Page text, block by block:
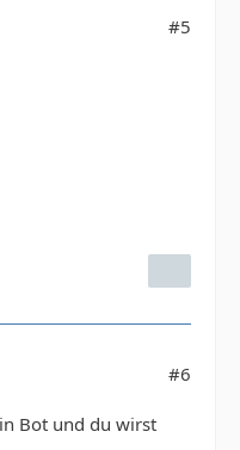
#5
#6
Bot und du wirst